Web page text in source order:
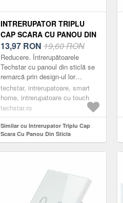
INTRERUPATOR TRIPLU
CAP SCARA CU PANOU DIN
STICLA SECURIZATA
TECHSTAR® TGS 01, 220V,
16A, 86 X 86 MM, GRI, CU 3
FAZE
13,97 RON 19,60 RON
Reducere. Întrerupătoarele
Techstar cu panoul din sticlă se
remarcă prin design-ul lor
compact, elegant și minimalist.
Acestea sunt practice, fabricate
din m...
techstar, intrerupatoare, smart
home, intrerupatoare cu touch
techstar.ro
Similar cu Intrerupator Triplu Cap
Scara Cu Panou Din Sticla
Securizata Techstar® TGS 01, 220V,
16A, 86 X 86 Mm, Gri, cu 3 Faze